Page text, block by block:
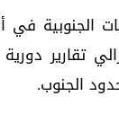
الجنوبية
تقارير
الجنوب.